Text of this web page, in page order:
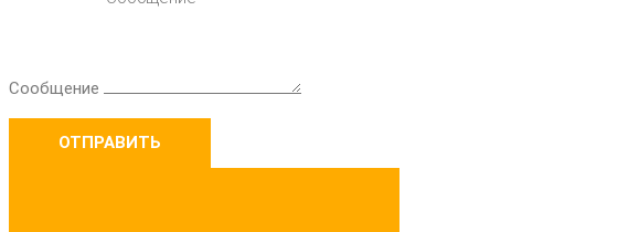
Сообщение
ОТПРАВИТЬ